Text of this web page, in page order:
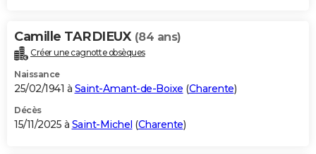
Camille TARDIEUX (84 ans)
Créer une cagnotte obsèques
Naissance
25/02/1941 à Saint-Amant-de-Boixe (Charente)
Décès
15/11/2025 à Saint-Michel (Charente)